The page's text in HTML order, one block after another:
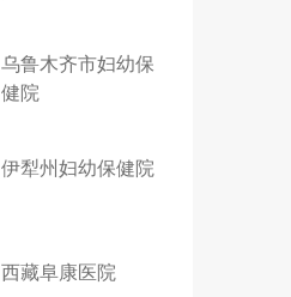
乌鲁木齐市妇幼保
健院
伊犁州妇幼保健院
西藏阜康医院